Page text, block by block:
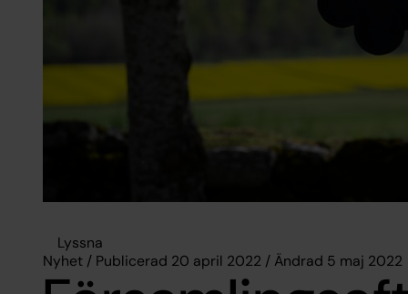
Lyssna
Nyhet / Publicerad 20 april 2022 / Ändrad 5 maj 2022